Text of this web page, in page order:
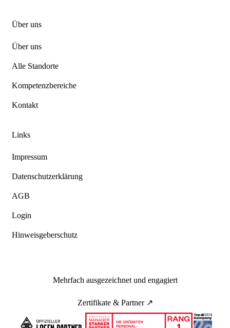
Über uns
Über uns
Alle Standorte
Kompetenzbereiche
Kontakt
Links
Impressum
Datenschutzerklärung
AGB
Login
Hinweisgeberschutz
Mehrfach ausgezeichnet und engagiert
Zertifikate & Partner ↗